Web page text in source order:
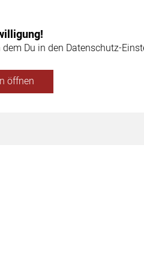
Du in den Datenschutz-
öffnen